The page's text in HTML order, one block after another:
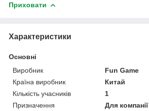
Приховати
Характеристики
Основні
Виробник
Fun Game
Країна виробник
Китай
Кількість учасників
1
Призначення
Для компанії